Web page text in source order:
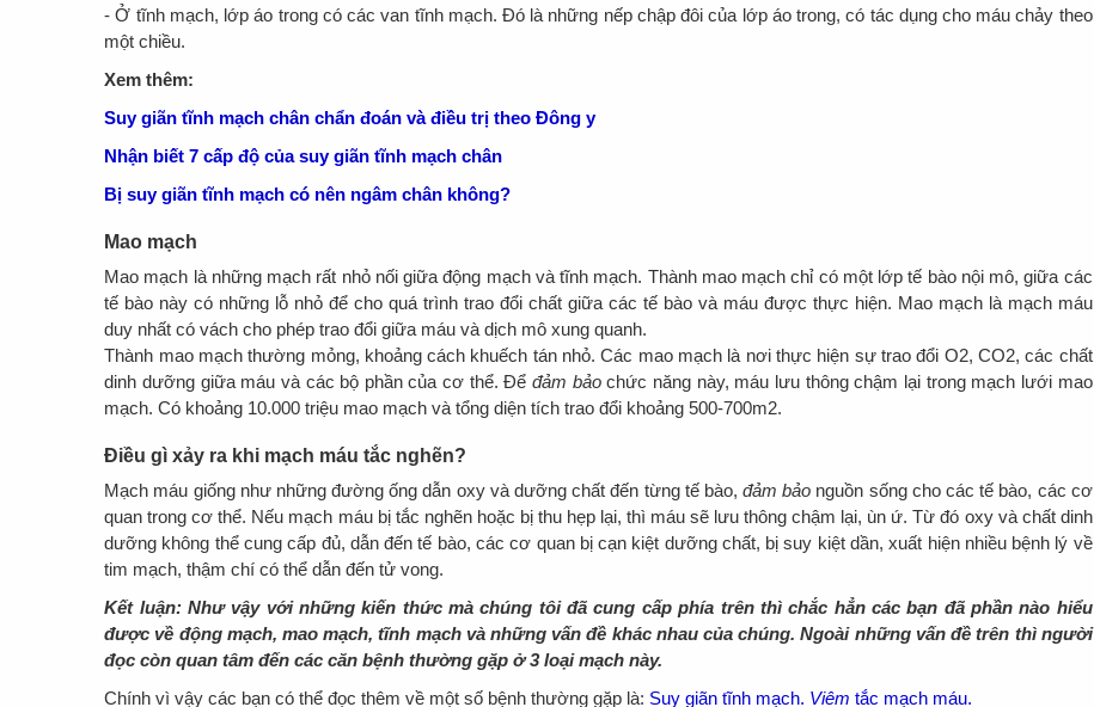
- Ở tĩnh mạch, lớp áo trong có các van tĩnh mạch. Đó là những nếp chập đôi của lớp áo trong, có tác dụng cho máu chảy theo
một chiều.
Xem thêm:
Suy giãn tĩnh mạch chân chẩn đoán và điều trị theo Đông y
Nhận biết 7 cấp độ của suy giãn tĩnh mạch chân
Bị suy giãn tĩnh mạch có nên ngâm chân không?
Mao mạch
Mao mạch là những mạch rất nhỏ nối giữa động mạch và tĩnh mạch. Thành mao mạch chỉ có một lớp tế bào nội mô, giữa các
tế bào này có những lỗ nhỏ để cho quá trình trao đổi chất giữa các tế bào và máu được thực hiện. Mao mạch là mạch máu
duy nhất có vách cho phép trao đổi giữa máu và dịch mô xung quanh.
Thành mao mạch thường mỏng, khoảng cách khuếch tán nhỏ. Các mao mạch là nơi thực hiện sự trao đổi O2, CO2, các chất
dinh dưỡng giữa máu và các bộ phần của cơ thể. Để đảm bảochức năng này, máu lưu thông chậm lại trong mạch lưới mao
mạch. Có khoảng 10.000 triệu mao mạch và tổng diện tích trao đổi khoảng 500-700m2.
Điều gì xảy ra khi mạch máu tắc nghẽn?
Mạch máu giống như những đường ống dẫn oxy và dưỡng chất đến từng tế bào, đảm bảo nguồn sống cho các tế bào, các cơ
quan trong cơ thể. Nếu mạch máu bị tắc nghẽn hoặc bị thu hẹp lại, thì máu sẽ lưu thông chậm lại, ùn ứ. Từ đó oxy và chất dinh
dưỡng không thể cung cấp đủ, dẫn đến tế bào, các cơ quan bị cạn kiệt dưỡng chất, bị suy kiệt dần, xuất hiện nhiều bệnh lý về
tim mạch, thậm chí có thể dẫn đến tử vong.
Kết luận: Như vậy với những kiến thức màchúng tôi đã cung cấp phía trên thì chắc hẳn các bạn đã phần nào hiểu
được về động mạch, mao mạch, tĩnh mạch và những vấn đề khác nhau củachúng. Ngoài những vấn đề trên thì người
đọc còn quan tâm đến các căn bệnh thường gặp ở 3 loại mạch này.
Chính vì vậy các bạn có thể đọc thêm về một số bệnh thường gặp là: Suy giãn tĩnh mạch. Viêm tắc mạch máu.